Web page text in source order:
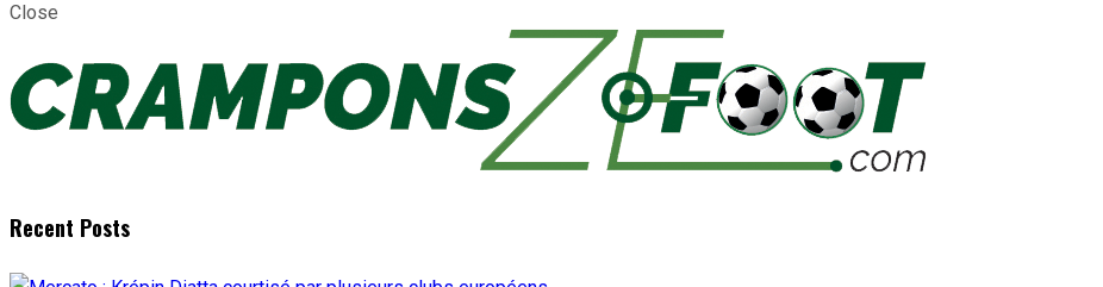
Close
Recent Posts